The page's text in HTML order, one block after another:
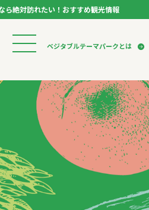
ら絶対訪れたい！おすすめ観光情報
ベジタブルテーマパークとは
検索
ベジタブルテーマパークとは
VTPキャストミーティング
パートナー企業について
市長インタビュー
生産者インタビュー
アンバサダー
お役立ち情報
レシピ集